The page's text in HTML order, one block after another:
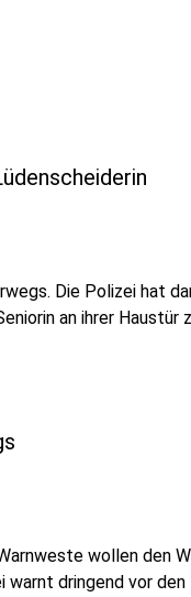
Die Polizei hat
an ihrer Haustür
wollen den
dringend vor